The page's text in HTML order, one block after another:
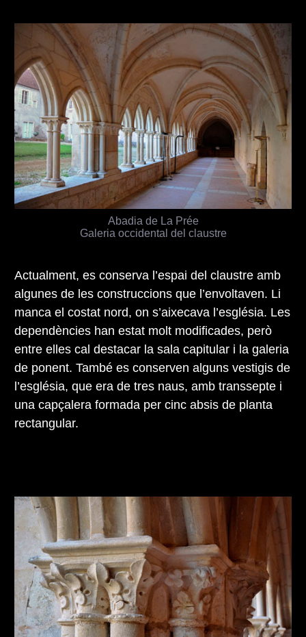
Abadia de La Prée
Galeria occidental del claustre
Actualment, es conserva l’espai del claustre amb
algunes de les construccions que l’envoltaven. Li
manca el costat nord, on s’aixecava l’església. Les
dependències han estat molt modificades, però
entre elles cal destacar la sala capitular i la galeria
de ponent. També es conserven alguns vestigis de
l’església, que era de tres naus, amb transsepte i
una capçalera formada per cinc absis de planta
rectangular.